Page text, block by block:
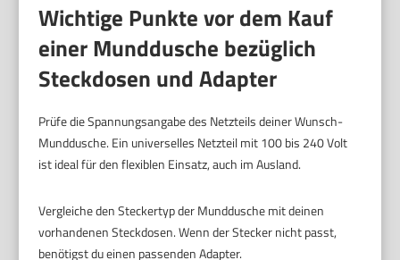
Wichtige Punkte vor dem Kauf
einer Munddusche bezüglich
Steckdosen und Adapter
Prüfe die Spannungsangabe des Netzteils deiner Wunsch-
Munddusche. Ein universelles Netzteil mit 100 bis 240 Volt
ist ideal für den flexiblen Einsatz, auch im Ausland.
Vergleiche den Steckertyp der Munddusche mit deinen
vorhandenen Steckdosen. Wenn der Stecker nicht passt,
benötigst du einen passenden Adapter.